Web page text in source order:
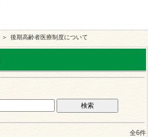
＞ 後期高齢者医療制度について
全6件